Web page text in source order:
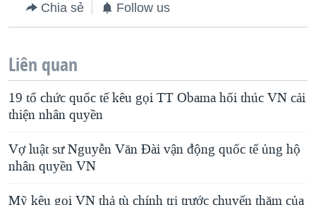
Chia sẻ Follow us
Liên quan
19 tổ chức quốc tế kêu gọi TT Obama hối thúc VN cải
thiện nhân quyền
Vợ luật sư Nguyễn Văn Đài vận động quốc tế ủng hộ
nhân quyền VN
Mỹ kêu gọi VN thả tù chính trị trước chuyến thăm của